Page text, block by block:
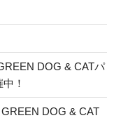
DOG & CATパ
！
DOG & CAT